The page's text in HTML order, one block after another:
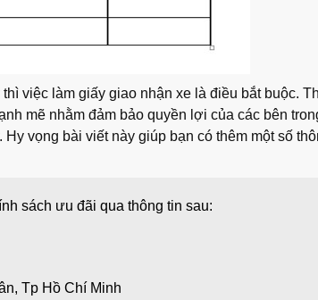
việc làm giấy giao nhận xe là điều bắt buộc.
mẽ nhằm đảm bảo quyền lợi của các bên
vọng bài viết này giúp bạn có thêm một số
sách ưu đãi qua thông tin sau:
Tp Hồ Chí Minh